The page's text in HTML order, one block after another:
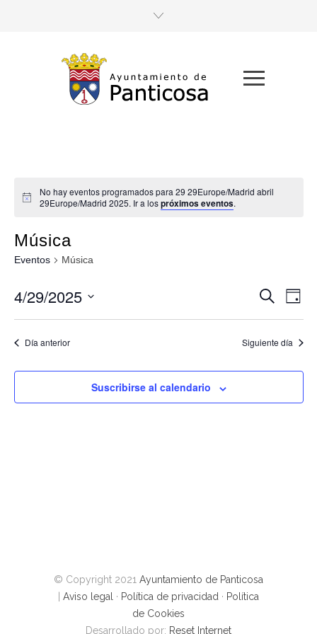
No hay eventos programados para 29 29Europe/Madrid abril
29Europe/Madrid 2025. Ir a lospróximos eventos.
Música
Eventos Música
de
Buscar
de
Día
4/29/2025
fecha.
Día anterior Siguiente día
Suscribirse al calendario
© Copyright 2021 Ayuntamiento de Panticosa
Aviso legal · Política de privacidad · Política
de Cookies
Desarrollado por: Reset Internet